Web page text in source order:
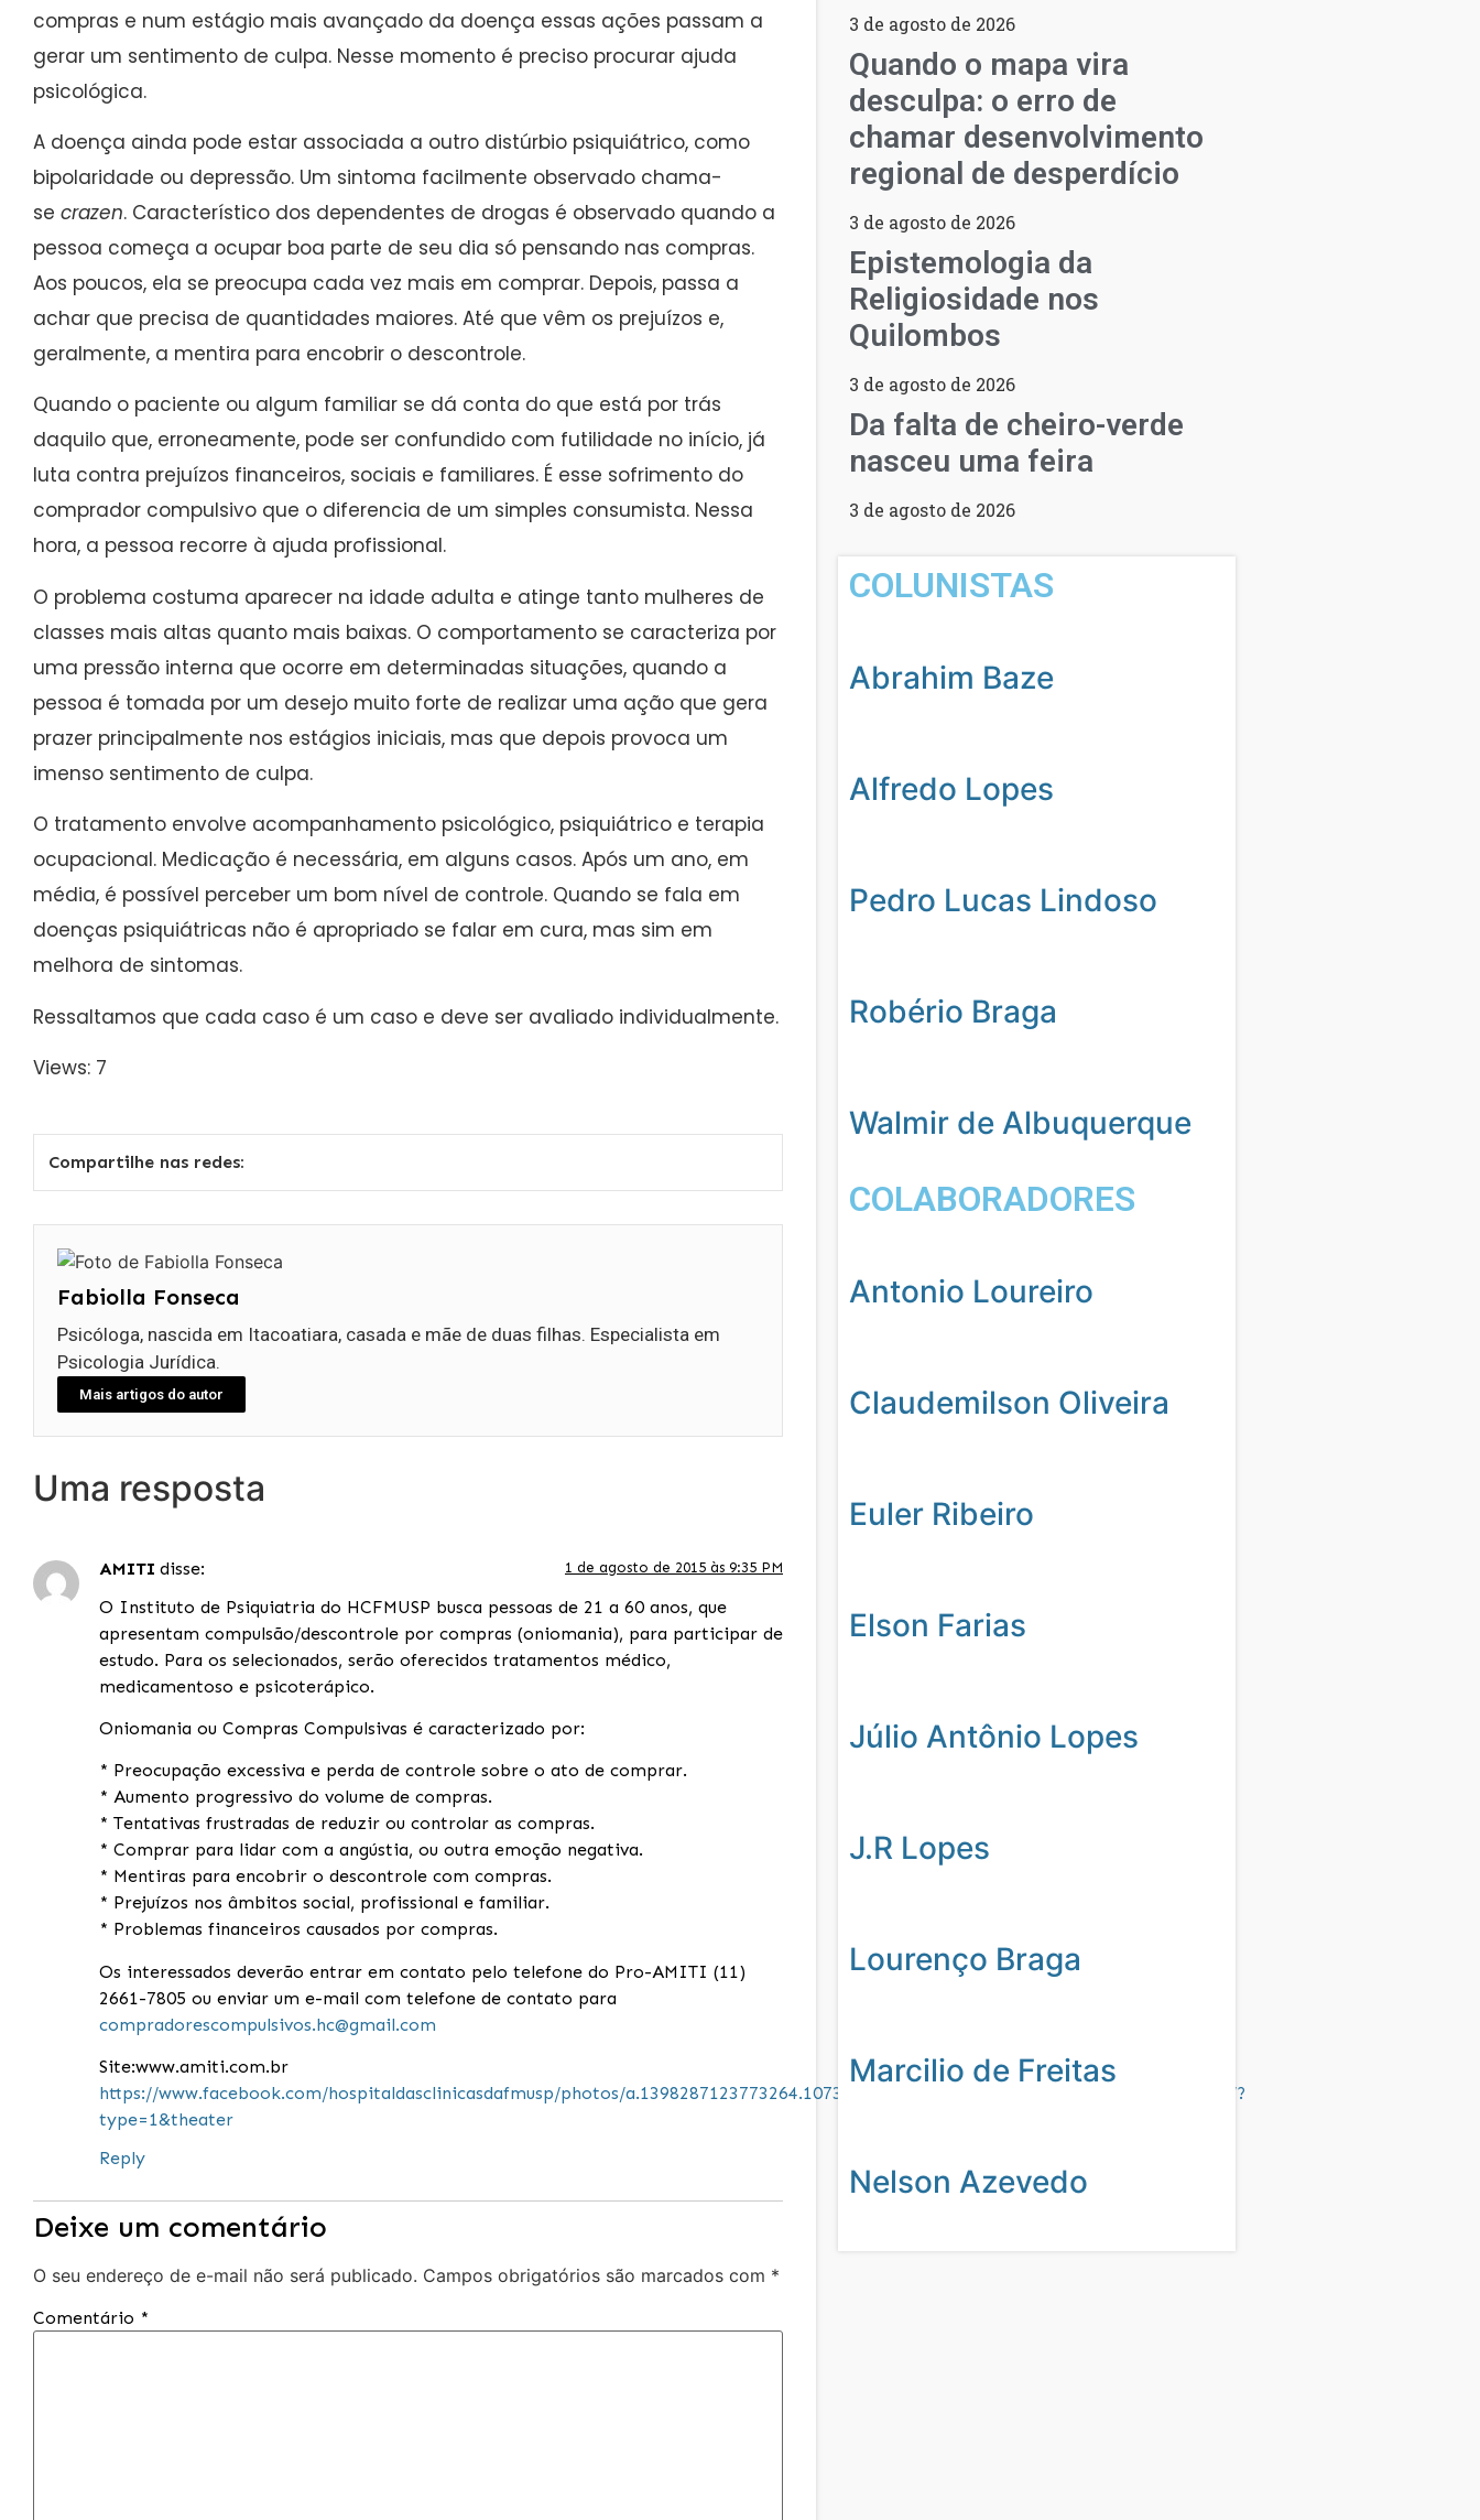
compras e num estágio mais avançado da doença essas ações passam a
gerar um sentimento de culpa. Nesse momento é preciso procurar ajuda
psicológica.
A doença ainda pode estar associada a outro distúrbio psiquiátrico, como
bipolaridade ou depressão. Um sintoma facilmente observado chama-
se crazen. Característico dos dependentes de drogas é observado quando a
pessoa começa a ocupar boa parte de seu dia só pensando nas compras.
Aos poucos, ela se preocupa cada vez mais em comprar. Depois, passa a
achar que precisa de quantidades maiores. Até que vêm os prejuízos e,
geralmente, a mentira para encobrir o descontrole.
Quando o paciente ou algum familiar se dá conta do que está por trás
daquilo que, erroneamente, pode ser confundido com futilidade no início, já
luta contra prejuízos financeiros, sociais e familiares. É esse sofrimento do
comprador compulsivo que o diferencia de um simples consumista. Nessa
hora, a pessoa recorre à ajuda profissional.
O problema costuma aparecer na idade adulta e atinge tanto mulheres de
classes mais altas quanto mais baixas. O comportamento se caracteriza por
uma pressão interna que ocorre em determinadas situações, quando a
pessoa é tomada por um desejo muito forte de realizar uma ação que gera
prazer principalmente nos estágios iniciais, mas que depois provoca um
imenso sentimento de culpa.
O tratamento envolve acompanhamento psicológico, psiquiátrico e terapia
ocupacional. Medicação é necessária, em alguns casos. Após um ano, em
média, é possível perceber um bom nível de controle. Quando se fala em
doenças psiquiátricas não é apropriado se falar em cura, mas sim em
melhora de sintomas.
Ressaltamos que cada caso é um caso e deve ser avaliado individualmente.
Views: 7
Compartilhe nas redes:
Fabiolla Fonseca
Psicóloga, nascida em Itacoatiara, casada e mãe de duas filhas. Especialista em
Psicologia Jurídica.
Mais artigos do autor
Uma resposta
AMITI disse: 1 de agosto de 2015 às 9:35 PM
O Instituto de Psiquiatria do HCFMUSP busca pessoas de 21 a 60 anos, que
apresentam compulsão/descontrole por compras (oniomania), para participar de
estudo. Para os selecionados, serão oferecidos tratamentos médico,
medicamentoso e psicoterápico.
Oniomania ou Compras Compulsivas é caracterizado por:
* Preocupação excessiva e perda de controle sobre o ato de comprar.
* Aumento progressivo do volume de compras.
* Tentativas frustradas de reduzir ou controlar as compras.
* Comprar para lidar com a angústia, ou outra emoção negativa.
* Mentiras para encobrir o descontrole com compras.
* Prejuízos nos âmbitos social, profissional e familiar.
* Problemas financeiros causados por compras.
Os interessados deverão entrar em contato pelo telefone do Pro-AMITI (11)
2661-7805 ou enviar um e-mail com telefone de contato para
compradorescompulsivos.hc@gmail.com
Site:www.amiti.com.br
https://www.facebook.com/hospitaldasclinicasdafmusp/photos/a.1398287123773264.1073741828.1391979501070693/1587938034808171/?
type=1&theater
Reply
Deixe um comentário
O seu endereço de e-mail não será publicado. Campos obrigatórios são marcados com *
Comentário *
3 de agosto de 2026
Quando o mapa vira
desculpa: o erro de
chamar desenvolvimento
regional de desperdício
3 de agosto de 2026
Epistemologia da
Religiosidade nos
Quilombos
3 de agosto de 2026
Da falta de cheiro-verde
nasceu uma feira
3 de agosto de 2026
COLUNISTAS
Abrahim Baze
Alfredo Lopes
Pedro Lucas Lindoso
Robério Braga
Walmir de Albuquerque
COLABORADORES
Antonio Loureiro
Claudemilson Oliveira
Euler Ribeiro
Elson Farias
Júlio Antônio Lopes
J.R Lopes
Lourenço Braga
Marcilio de Freitas
Nelson Azevedo